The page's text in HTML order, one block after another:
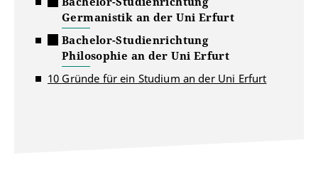
Germanistik an der Uni Erfurt
Bachelor-Studienrichtung
Philosophie an der Uni Erfurt
10 Gründe für ein Studium an der Uni Erfurt